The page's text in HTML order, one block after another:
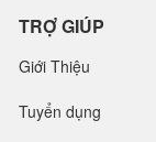
TRỢ GIÚP
Giới Thiệu
Tuyển dụng